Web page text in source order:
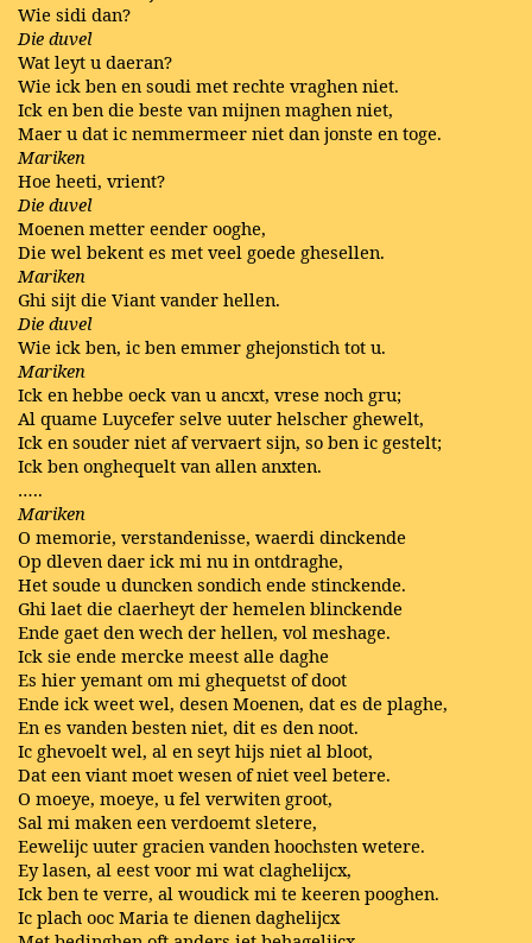
Wie sidi dan?
Die duvel
Wat leyt u daeran?
Wie ick ben en soudi met rechte vraghen niet.
Ick en ben die beste van mijnen maghen niet,
Maer u dat ic nemmermeer niet dan jonste en toge.
Mariken
Hoe heeti, vrient?
Die duvel
Moenen metter eender ooghe,
Die wel bekent es met veel goede ghesellen.
Mariken
Ghi sijt die Viant vander hellen.
Die duvel
Wie ick ben, ic ben emmer ghejonstich tot u.
Mariken
Ick en hebbe oeck van u ancxt, vrese noch gru;
Al quame Luycefer selve uuter helscher ghewelt,
Ick en souder niet af vervaert sijn, so ben ic gestelt;
Ick ben onghequelt van allen anxten.
…..
Mariken
O memorie, verstandenisse, waerdi dinckende
Op dleven daer ick mi nu in ontdraghe,
Het soude u duncken sondich ende stinckende.
Ghi laet die claerheyt der hemelen blinckende
Ende gaet den wech der hellen, vol meshage.
Ick sie ende mercke meest alle daghe
Es hier yemant om mi ghequetst of doot
Ende ick weet wel, desen Moenen, dat es de plaghe,
En es vanden besten niet, dit es den noot.
Ic ghevoelt wel, al en seyt hijs niet al bloot,
Dat een viant moet wesen of niet veel betere.
O moeye, moeye, u fel verwiten groot,
Sal mi maken een verdoemt sletere,
Eewelijc uuter gracien vanden hoochsten wetere.
Ey lasen, al eest voor mi wat claghelijcx,
Ick ben te verre, al woudick mi te keeren pooghen.
Ic plach ooc Maria te dienen daghelijcx